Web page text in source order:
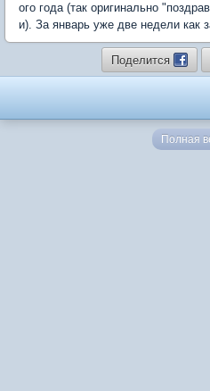
ого года (так оригинально
и). За январь уже две недели как
Поделится
Полная